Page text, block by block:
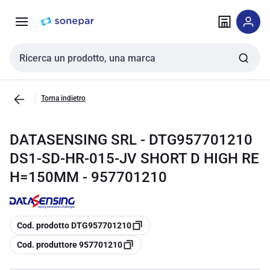
navigazione alla
Cerca input
Torna indietro
DATASENSING SRL - DTG957701210
DS1-SD-HR-015-JV SHORT D HIGH RE
H=150MM - 957701210
copia
Cod. prodotto DTG957701210
copia
Cod. produttore 957701210